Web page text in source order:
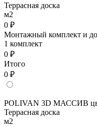
Террасная доска
м2
0 ₽
Монтажный комплект и
1 комплект
0 ₽
Итого
0 ₽
POLIVAN 3D МАССИВ
Террасная доска
м2